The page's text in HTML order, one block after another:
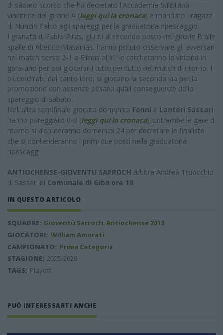
di sabato scorso che ha decretato l'Accademia Sulcitana
vincitrice del girone A (leggi qui la cronaca) e mandato i ragazzi
di Nunzio Falco agli spareggi per la graduatoria ripescaggio.
I granata di Fabio Piras, giunti al secondo posto nel girone B alle
spalle di Atletico Masainas, hanno potuto osservare gli avversari
nel match perso 2-1 a Elmas al 91' e cercheranno la vittoria in
gara-uno per poi giocarsi il tutto per tutto nel match di ritorno. I
blucerchiati, dal canto loro, si giocano la seconda via per la
promozione con assenze pesanti quali conseguenze dello
spareggio di sabato.
Nell'altra semifinale giocata domenica Fonni e Lanteri Sassari
hanno pareggiato 0-0 (leggi qui la cronaca). Entrambe le gare di
ritorno si disputeranno domenica 24 per decretare le finaliste
che si contenderanno i primi due posti nella graduatoria
ripescaggi.
ANTIOCHENSE-GIOVENTU SARROCH arbitra Andrea Truocchio
di Sassari al Comunale di Giba ore 18
IN QUESTO ARTICOLO
SQUADRE: Gioventù Sarroch, Antiochense 2013
GIOCATORI: William Amorati
CAMPIONATO: Prima Categoria
STAGIONE: 2025/2026
TAGS: Playoff
PUÒ INTERESSARTI ANCHE